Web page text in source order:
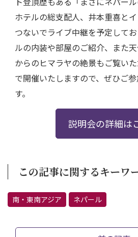
ホテルの総支配人、井本重喜と
つないでライブ中継を予定して
ルの内装や部屋のご紹介、また
からのヒマラヤの絶景もご覧い
で開催いたしますので、ぜひご
す。
説明会の詳細は
この記事に関するキーワ
南・東南アジア ネパール